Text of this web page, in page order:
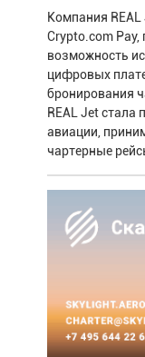
Компания
Crypto.com Pay,
возможность
цифровых
бронирования
REAL Jet стала
авиации,
чартерные